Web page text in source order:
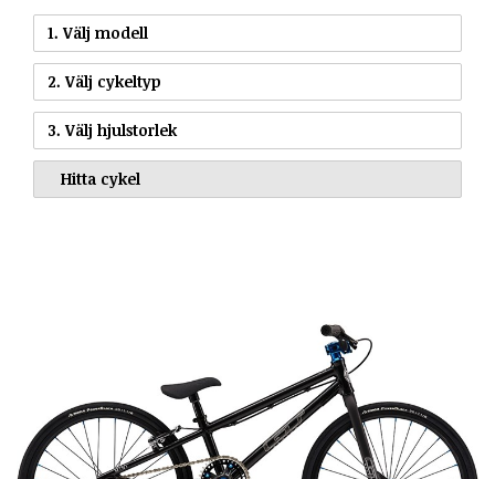
1. Välj modell
2. Välj cykeltyp
3. Välj hjulstorlek